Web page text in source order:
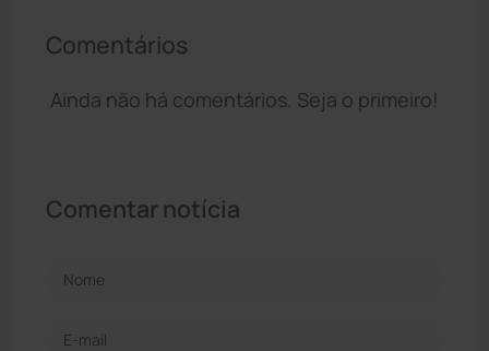
Comentários
Ainda não há comentários. Seja o primeiro!
Comentar notícia